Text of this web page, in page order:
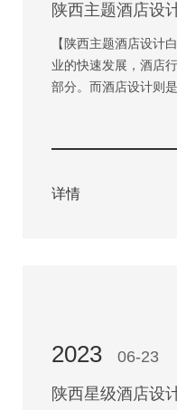
陕西主题酒店设
【陕西主题酒店设计
业的快速发展，酒店
部分。而酒店设计则
详情
2023 06-23
陕西星级酒店设